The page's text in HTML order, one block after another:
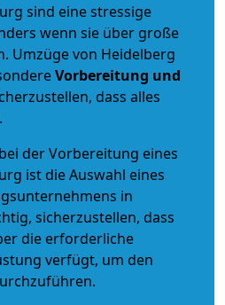
sind eine stressige
wenn sie über große
Umzüge von Heidelberg
Vorbereitung und
dass alles
der Vorbereitung eines
ist die Auswahl eines
in
sicherzustellen, dass
die erforderliche
verfügt, um den